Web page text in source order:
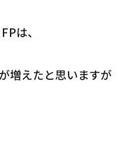
は、
増えたと思いますが